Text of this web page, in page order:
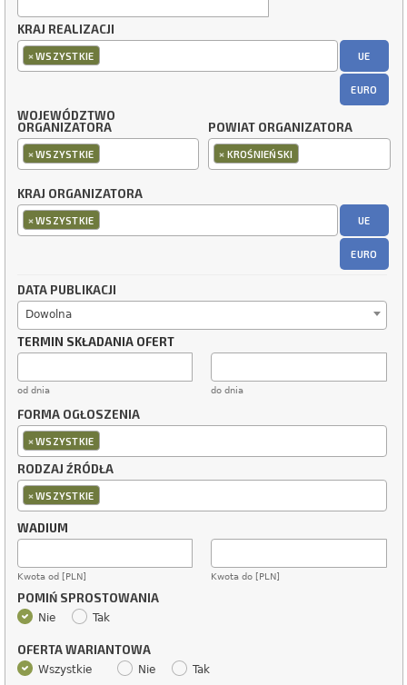
KRAJ REALIZACJI
×WSZYSTKIE UE
EURO
WOJEWÓDZTWO
ORGANIZATORA
×WSZYSTKIE
POWIAT ORGANIZATORA
× KROŚNIEŃSKI
KRAJ ORGANIZATORA
×WSZYSTKIE UE
EURO
DATA PUBLIKACJI
Dowolna
TERMIN SKŁADANIA OFERT
od dnia do dnia
FORMA OGŁOSZENIA
×WSZYSTKIE
RODZAJ ŹRÓDŁA
×WSZYSTKIE
WADIUM
Kwota od [PLN] Kwota do [PLN]
POMIŃ SPROSTOWANIA
Nie Tak
OFERTA WARIANTOWA
Wszystkie Nie Tak